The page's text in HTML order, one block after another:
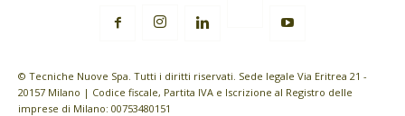
© Tecniche Nuove Spa. Tutti i diritti riservati. Sede legale Via Eritrea 21 -
20157 Milano | Codice fiscale, Partita IVA e Iscrizione al Registro delle
imprese di Milano: 00753480151